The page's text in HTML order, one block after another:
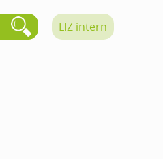
LIZ intern